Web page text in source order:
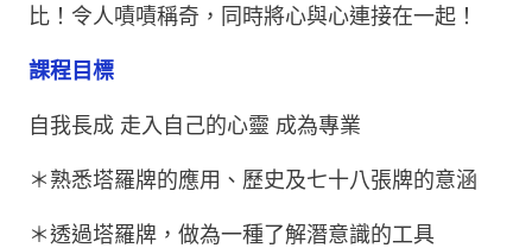
比！令人嘖嘖稱奇，同時將心與心連接在一起！
課程目標
自我長成 走入自己的心靈 成為專業
＊熟悉塔羅牌的應用、歷史及七十八張牌的意涵
＊透過塔羅牌，做為一種了解潛意識的工具